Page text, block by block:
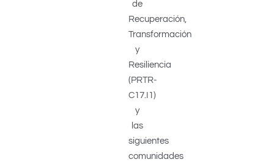
de
Recuperación,
Transformación
y
Resiliencia
(PRTR-
C17.I1)
y
las
siguientes
comunidades